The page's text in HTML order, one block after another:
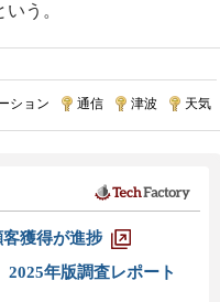
う。
ション 通信 津波 天気
獲得が進捗
年版調査レポート